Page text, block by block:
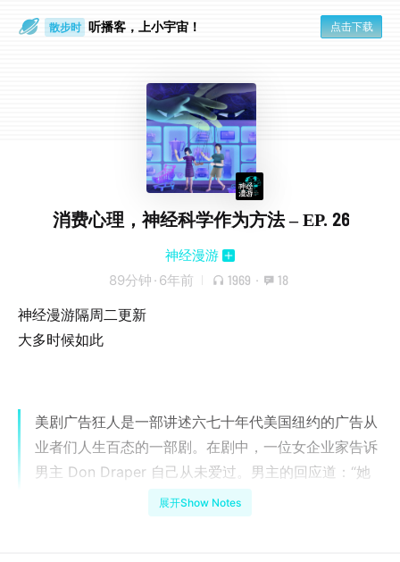
散步时 听播客，上小宇宙！ 点击下载
消费心理，神经科学作为方法 – EP. 26
神经漫游
89分钟 · 6年前 1969 · 18
神经漫游隔周二更新
大多时候如此
美剧广告狂人是一部讲述六七十年代美国纽约的广告从
业者们人生百态的一部剧。在剧中，一位女企业家告诉
男主 Don Draper 自己从未爱过。男主的回应道：“她
还未爱过，所以她还未出嫁。” 我曾经有一次给卖尼龙
丝袜的写过这样的广告语。你以为爱情是心中触电般的
展开Show Notes